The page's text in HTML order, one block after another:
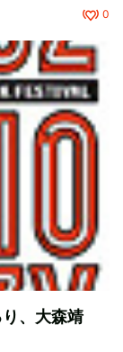
0
、大森靖